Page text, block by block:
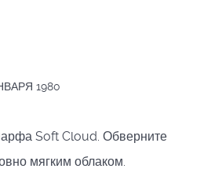
1980
Soft Cloud. Обверните
мягким облаком.